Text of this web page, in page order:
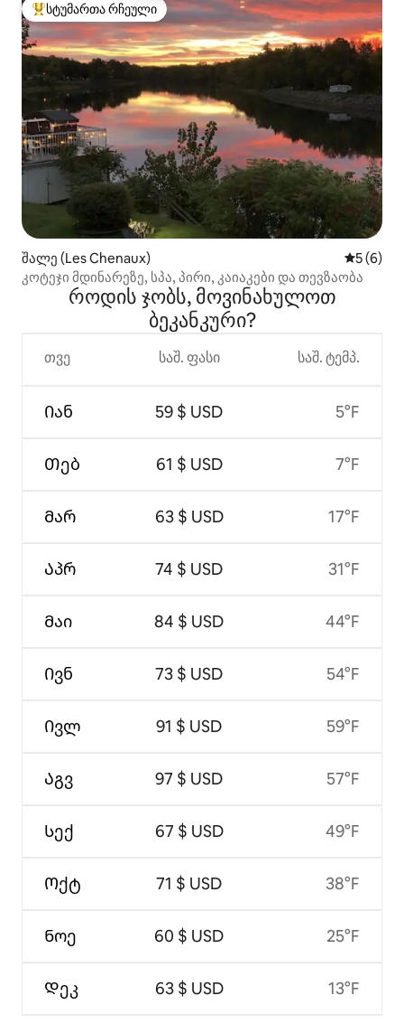
სტუმართა რჩეული მოწინავე ვარიანტი
სტუმართა რჩეული
შალე (Les Chenaux) საშუალო
5 (6)
კოტეჯი მდინარეზე, სპა, პირი, კაიაკები და თევზაობა
როდის ჯობს, მოვინახულოთ
ბეკანკური?
თვე
Იან
Თებ
Მარ
Აპრ
Მაი
Ივნ
Ივლ
Აგვ
Სექ
Ოქტ
Ნოე
Დეკ
საშ. ფასი
59 $ USD
61 $ USD
63 $ USD
74 $ USD
84 $ USD
73 $ USD
91 $ USD
97 $ USD
67 $ USD
71 $ USD
60 $ USD
63 $ USD
საშ. ტემპ.
5°F
7°F
17°F
31°F
44°F
54°F
59°F
57°F
49°F
38°F
25°F
13°F